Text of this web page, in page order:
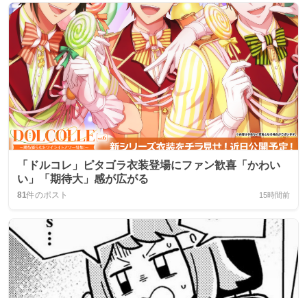
「ドルコレ」ピタゴラ衣装登場にファン歓喜「かわい
い」「期待大」感が広がる
81件のポスト 15時間前